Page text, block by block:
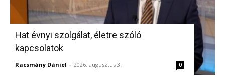
Hat évnyi szolgálat, életre szóló
kapcsolatok
Racsmány Dániel - 2026, augusztus 3. 0